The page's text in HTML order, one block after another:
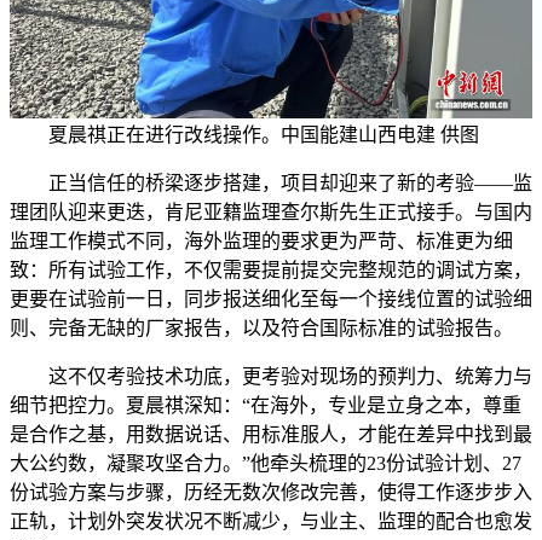
夏晨祺正在进行改线操作。中国能建山西电建 供图
正当信任的桥梁逐步搭建，项目却迎来了新的考验——监
理团队迎来更迭，肯尼亚籍监理查尔斯先生正式接手。与国内
监理工作模式不同，海外监理的要求更为严苛、标准更为细
致：所有试验工作，不仅需要提前提交完整规范的调试方案，
更要在试验前一日，同步报送细化至每一个接线位置的试验细
则、完备无缺的厂家报告，以及符合国际标准的试验报告。
这不仅考验技术功底，更考验对现场的预判力、统筹力与
细节把控力。夏晨祺深知：“在海外，专业是立身之本，尊重
是合作之基，用数据说话、用标准服人，才能在差异中找到最
大公约数，凝聚攻坚合力。”他牵头梳理的23份试验计划、27
份试验方案与步骤，历经无数次修改完善，使得工作逐步步入
正轨，计划外突发状况不断减少，与业主、监理的配合也愈发